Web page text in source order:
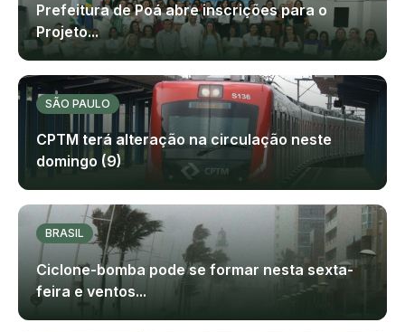
Prefeitura de Poá abre inscrições para o
Projeto...
SÃO PAULO
CPTM terá alteração na circulação neste
domingo (9)
BRASIL
Ciclone-bomba pode se formar nesta sexta-
feira e ventos...